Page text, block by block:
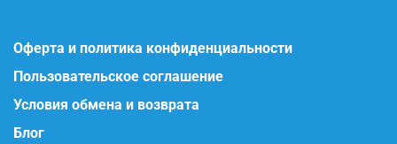
Оферта и политика конфиденциальности
Пользовательское соглашение
Условия обмена и возврата
Блог